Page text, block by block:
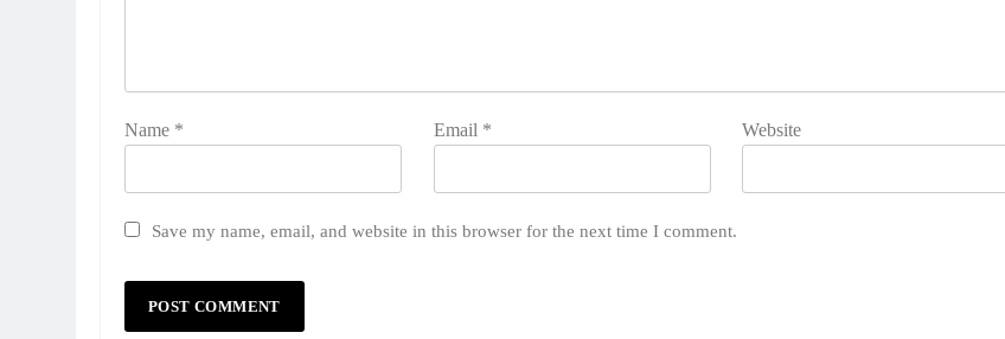
Name * Email * Website
Save my name, email, and website in this browser for the next time I comment.